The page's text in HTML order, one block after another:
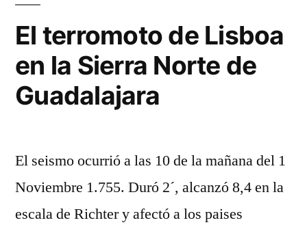
la
Sierra
Norte
de
El terromoto de Lisboa
en la Sierra Norte de
Guadalajara
El seismo ocurrió a las 10 de la mañana del 1
Noviembre 1.755. Duró 2´, alcanzó 8,4 en la
escala de Richter y afectó a los paises